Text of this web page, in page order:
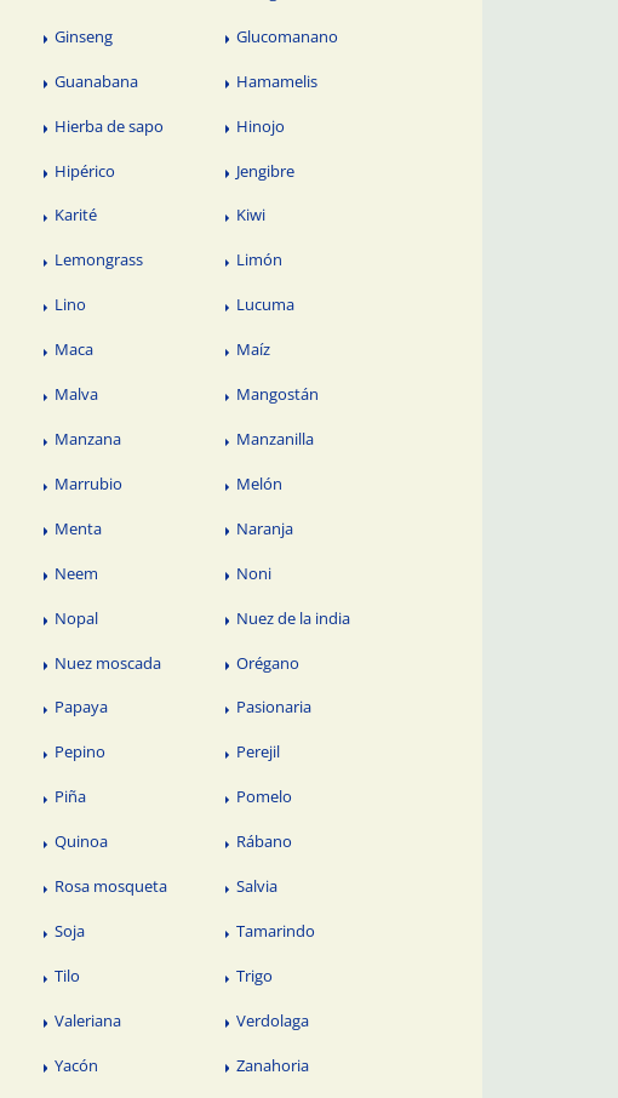
Ginseng Glucomanano
Guanabana Hamamelis
Hierba de sapo Hinojo
Hipérico Jengibre
Karité Kiwi
Lemongrass Limón
Lino Lucuma
Maca Maíz
Malva Mangostán
Manzana Manzanilla
Marrubio Melón
Menta Naranja
Neem Noni
Nopal Nuez de la india
Nuez moscada Orégano
Papaya Pasionaria
Pepino Perejil
Piña Pomelo
Quinoa Rábano
Rosa mosqueta Salvia
Soja Tamarindo
Tilo Trigo
Valeriana Verdolaga
Yacón Zanahoria